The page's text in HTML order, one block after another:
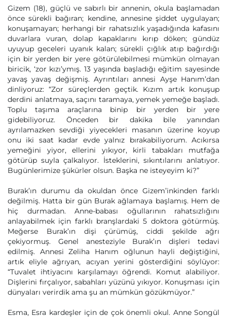
Gizem (18), güçlü ve sabırlı bir annenin, okula başlamadan
önce sürekli bağıran; kendine, annesine şiddet uygulayan;
konuşamayan; herhangi bir rahatsızlık yaşadığında kafasını
duvarlara vuran, dolap kapaklarını kırıp döken; gündüz
uyuyup geceleri uyanık kalan; sürekli çığlık atıp bağırdığı
için bir yerden bir yere götürülebilmesi mümkün olmayan
biricik, ‘zor kızı’ymış. 13 yaşında başladığı eğitim sayesinde
yavaş yavaş değişmiş. Ayrıntıları annesi Ayşe Hanım’dan
dinliyoruz: “Zor süreçlerden geçtik. Kızım artık konuşup
derdini anlatmaya, saçını taramaya, yemek yemeğe başladı.
Toplu taşıma araçlarına binip bir yerden bir yere
gidebiliyoruz. Önceden bir dakika bile yanından
ayrılamazken sevdiği yiyecekleri masanın üzerine koyup
onu iki saat kadar evde yalnız bırakabiliyorum. Acıkırsa
yemeğini yiyor, ellerini yıkıyor, kirli tabakları mutfağa
götürüp suyla çalkalıyor. İsteklerini, sıkıntılarını anlatıyor.
Bugünlerimize şükürler olsun. Başka ne isteyeyim ki?”
Burak’ın durumu da okuldan önce Gizem’inkinden farklı
değilmiş. Hatta bir gün Burak ağlamaya başlamış. Hem de
hiç durmadan. Anne-babası oğullarının rahatsızlığını
anlayabilmek için farklı branşlardaki 5 doktora götürmüş.
Meğerse Burak’ın dişi çürümüş, ciddi şekilde ağrı
çekiyormuş. Genel anesteziyle Burak’ın dişleri tedavi
edilmiş. Annesi Zeliha Hanım oğlunun hayli değiştiğini,
artık eliyle ağrıyan, acıyan yerini gösterdiğini söylüyor:
“Tuvalet ihtiyacını karşılamayı öğrendi. Komut alabiliyor.
Dişlerini fırçalıyor, sabahları yüzünü yıkıyor. Konuşması için
dünyaları verirdik ama şu an mümkün gözükmüyor.”
Esma, Esra kardeşler için de çok önemli okul. Anne Songül